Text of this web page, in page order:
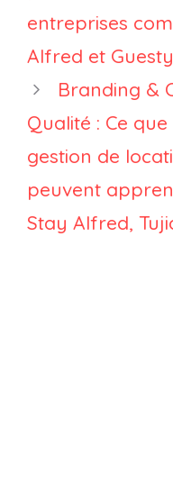
entreprises
Alfred et
Branding &
Qualité : Ce
gestion de
peuvent
Stay Alfred,